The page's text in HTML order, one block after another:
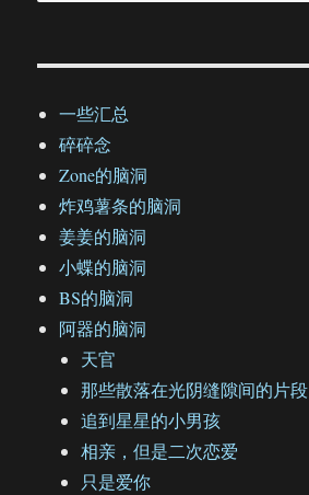
一些汇总
碎碎念
Zone的脑洞
炸鸡薯条的脑洞
姜姜的脑洞
小蝶的脑洞
BS的脑洞
阿器的脑洞
天官
那些散落在光阴缝隙间的片段
追到星星的小男孩
相亲，但是二次恋爱
只是爱你